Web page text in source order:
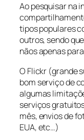
Ao pesquisar na
tipos populares
outros, sendo
nãos apenas
O Flickr (grande
bom serviço de
algumas
serviços
mês, envios de
EUA, etc…)